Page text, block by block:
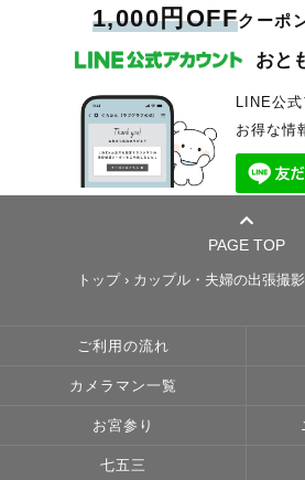
1,000円OFFクーポ
おと
LINE公
お得な情
PAGE TOP
トップ› カップル・夫婦の出張撮影
ご利用の流れ
カメラマン一覧
お宮参り
七五三